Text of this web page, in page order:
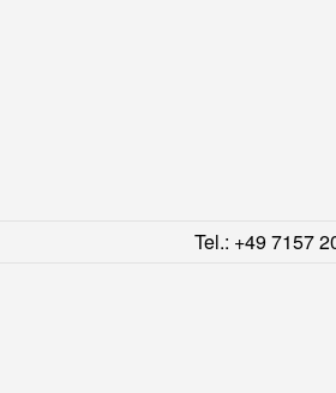
Tel.: +49 7157